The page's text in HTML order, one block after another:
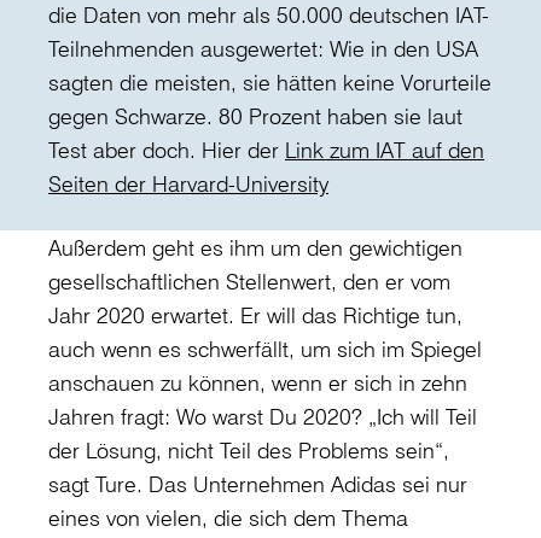
die Daten von mehr als 50.000 deutschen IAT-
Teilnehmenden ausgewertet: Wie in den USA
sagten die meisten, sie hätten keine Vorurteile
gegen Schwarze. 80 Prozent haben sie laut
Test aber doch. Hier der Link zum IAT auf den
Seiten der Harvard-University
Außerdem geht es ihm um den gewichtigen
gesellschaftlichen Stellenwert, den er vom
Jahr 2020 erwartet. Er will das Richtige tun,
auch wenn es schwerfällt, um sich im Spiegel
anschauen zu können, wenn er sich in zehn
Jahren fragt: Wo warst Du 2020? „Ich will Teil
der Lösung, nicht Teil des Problems sein“,
sagt Ture. Das Unternehmen Adidas sei nur
eines von vielen, die sich dem Thema